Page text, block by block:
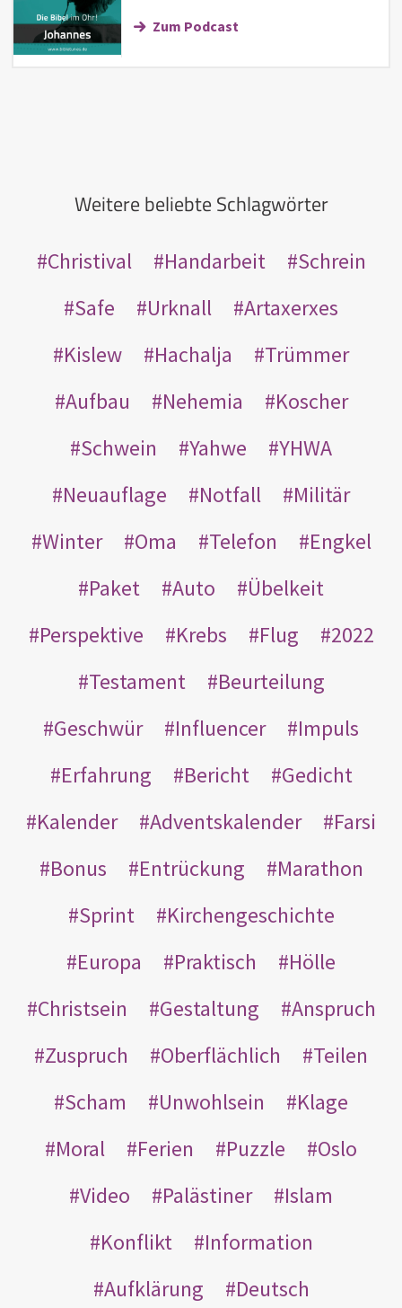
Zum Podcast
Weitere beliebte Schlagwörter
Christival Handarbeit
Schrein
Safe
Urknall
Artaxerxes
Kislew
Hachalja
Trümmer
Aufbau
Nehemia
Koscher
Schwein
Yahwe
YHWA
Neuauflage
Notfall
Militär
Winter
Oma Telefon
Engkel
Paket
Auto
Übelkeit
Perspektive
Krebs Flug
2022
Testament
Beurteilung
Geschwür
Influencer
Impuls
Erfahrung
Bericht
Gedicht
Kalender
Adventskalender
Farsi
Bonus
Entrückung
Marathon
Sprint
Kirchengeschichte
Europa
Praktisch
Hölle
Christsein
Gestaltung
Anspruch
Zuspruch
Oberflächlich
Teilen
Scham
Unwohlsein
Klage
Moral
Ferien Puzzle
Oslo
Video
Palästiner
Islam
Konflikt
Information
Aufklärung
Deutsch